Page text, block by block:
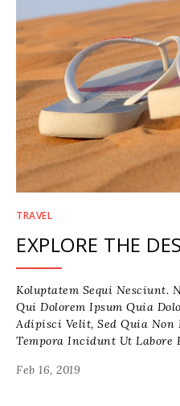
TRAVEL
EXPLORE THE
Koluptatem Sequi Nesciunt.
Qui Dolorem Ipsum Quia
Adipisci Velit, Sed Quia Non
Tempora Incidunt Ut Labore
Feb 16, 2019